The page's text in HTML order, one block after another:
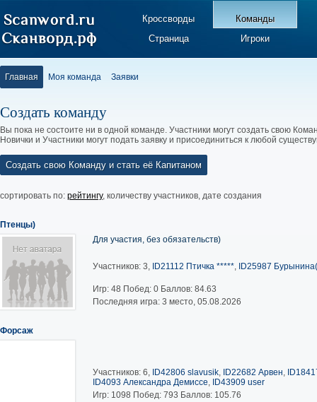
Кроссворды
Команды
Страница
Игроки
Главная Моя команда Заявки
Создать команду
Вы пока не состоите ни в одной команде. Участники могут создать свою
Новички и Участники могут подать заявку и присоединиться к любой
Создать свою Команду и стать её Капитаном
сортировать по: рейтингу, количеству участников, дате создания
Птенцы)
Для участия, без обязательств)
Участников: 3, ID21112 Птичка *****, ID25987
Игр: 48 Побед: 0 Баллов: 84.63
Последняя игра: 3 место, 05.08.2026
Форсаж
Участников: 6, ID42806 slavusik, ID22682 Арвен,
ID4093 Александра Демиссе, ID43909 user
Игр: 1098 Побед: 793 Баллов: 105.76